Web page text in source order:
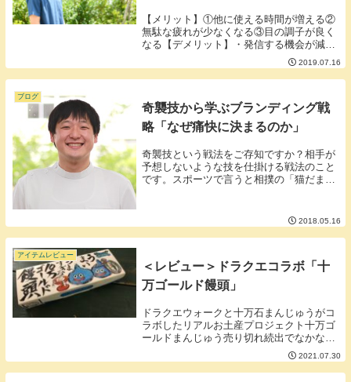
【メリット】①他に使える時間が増える②
無駄な疲れが少なくなる③目の調子が良く
なる【デメリット】・発信する機会が減る
【メリット】①他に使える時間が増える②
無駄な疲れが少なくなる③目の調子が良く
なる前々からFacebookの仕様があまり良
2019.07.16
ブログ
奇襲技から学ぶブランディング戦
略「なぜ痛快に決まるのか」
奇襲技という戦法をご存知ですか？相手が
予想しないような技を仕掛ける戦法のこと
です。スポーツで言うと相撲の「猫だま
件は大きく３つ①相手が油断している②相
手の心理の裏を...
2018.05.16
アイテムレビュー
＜レビュー＞ドラクエコラボ「十
万ゴールド饅頭」
ドラクエウォークと十万石まんじゅうがコ
ラボしたリアルお土産プロジェクト十万ゴ
ールドまんじゅう売り切れ続出でなかなか
買うことができなかったのですが今回つい
に買うことができました。うまいうますぎ
るそう言っているスライムが可愛い。ドラ
2021.07.30